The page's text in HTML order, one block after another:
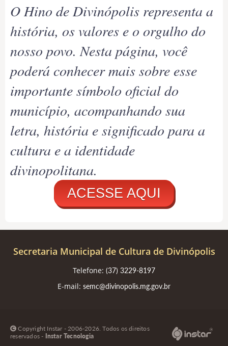
O Hino de Divinópolis representa a
história, os valores e o orgulho do
nosso povo. Nesta página, você
poderá conhecer mais sobre esse
importante símbolo oficial do
município, acompanhando sua
letra, história e significado para a
cultura e a identidade
divinopolitana.
ACESSE AQUI
Secretaria Municipal de Cultura de Divinópolis
Telefone: (37) 3229-8197
E-mail: semc@divinopolis.mg.gov.br
Copyright Instar - 2006-2026. Todos os direitos
reservados - Instar Tecnologia